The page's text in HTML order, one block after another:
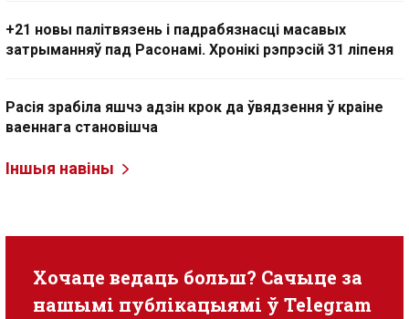
+21 новы палітвязень і падрабязнасці масавых
затрыманняў пад Расонамі. Хронікі рэпрэсій 31 ліпеня
Расія зрабіла яшчэ адзін крок да ўвядзення ў краіне
ваеннага становішча
Іншыя навіны
Хочаце ведаць больш? Сачыце за
нашымі публікацыямі ў Telegram